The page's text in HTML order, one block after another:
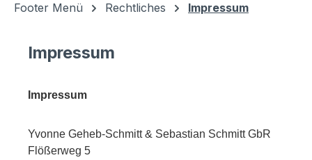
Footer Menü Rechtliches Impressum
Impressum
Impressum
Yvonne Geheb-Schmitt & Sebastian Schmitt GbR
Flößerweg 5